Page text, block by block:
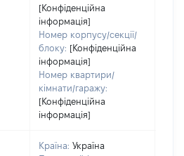
[Конфіденційна
інформація]
Номер корпусу/секції/
блоку: [Конфіденційна
інформація]
Номер квартири/
кімнати/гаражу:
[Конфіденційна
інформація]
Країна: Україна